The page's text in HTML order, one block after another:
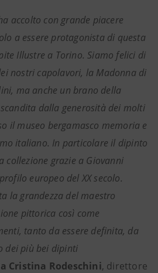
accolto con grande piacere
a essere protagonista di questa
Illustre a Torino. Siamo felici di
nostri capolavori, la Madonna di
ma anche un brano della
dalla generosità dei molti
il museo bergamasco memoria e
italiano. In particolare il dipinto
collezione grazie a Giovanni
europeo del XX secolo.
la grandezza del maestro
pittorica così come
tanto da essere definita, da
dei più bei dipinti
Cristina Rodeschini, direttore